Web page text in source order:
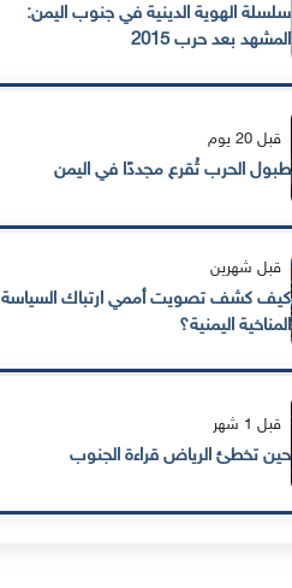
سلسلة الهوية الدينية في جنوب اليمن:
المشهد بعد حرب 2015
قبل 20 يوم
طبول الحرب تُقرع مجددًا في اليمن
قبل شهرين
كيف كشف تصويت أممي ارتباك السياسة
المناخية اليمنية؟
قبل 1 شهر
حين تخطئ الرياض قراءة الجنوب